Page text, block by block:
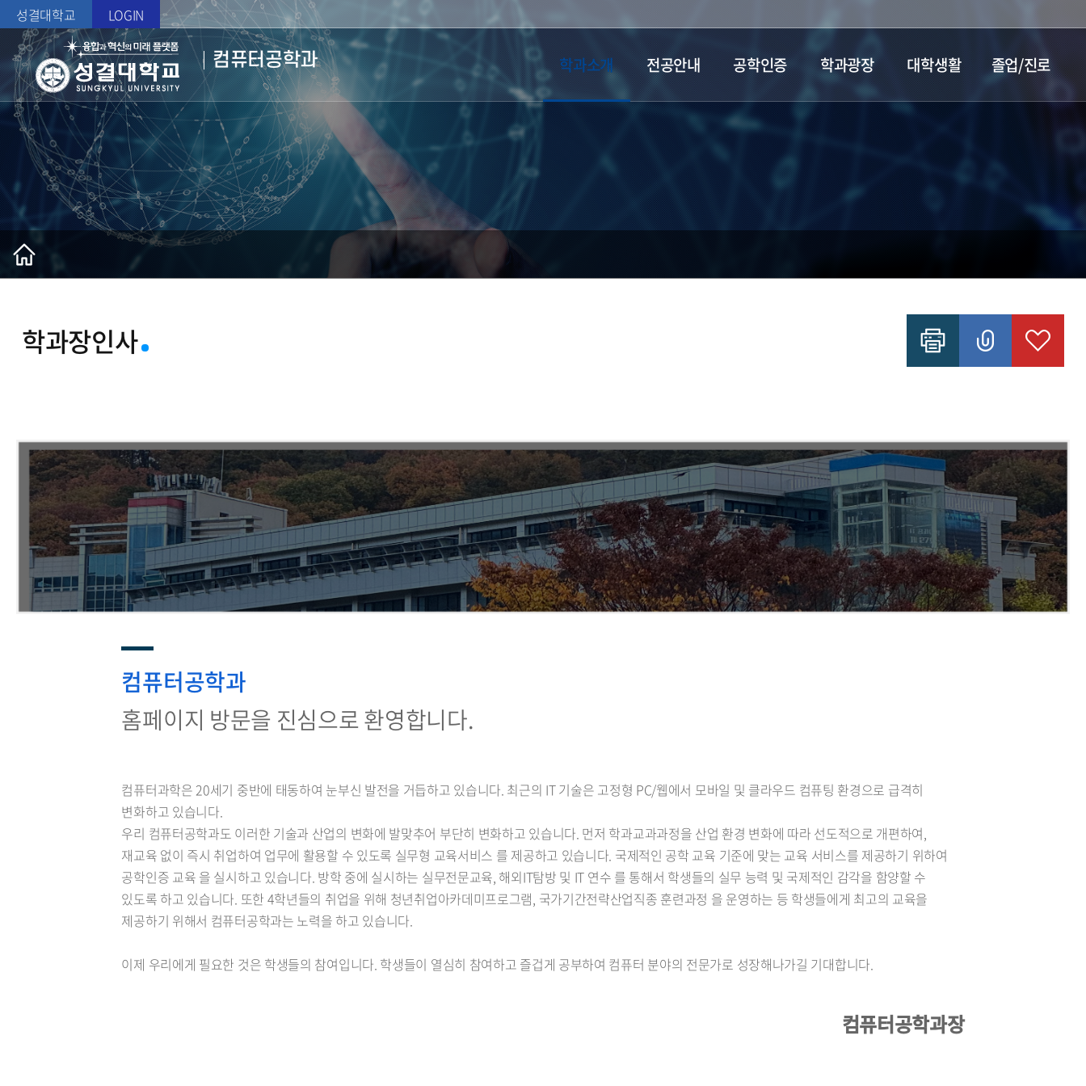
성결대학교 LOGIN
컴퓨터공학과 학과소개 전공안내 공학인증 학과광장 대학생활 졸업/진로
학과장인사
컴퓨터공학과
홈페이지 방문을 진심으로 환영합니다.
컴퓨터과학은 20세기 중반에 태동하여 눈부신 발전을 거듭하고 있습니다. 최근의 IT 기술은 고정형 PC/웹에서 모바일 및 클라우드 컴퓨팅 환경으로 급격히
변화하고 있습니다.
우리 컴퓨터공학과도 이러한 기술과 산업의 변화에 발맞추어 부단히 변화하고 있습니다. 먼저 학과교과과정을 산업 환경 변화에 따라 선도적으로 개편하여,
재교육 없이 즉시 취업하여 업무에 활용할 수 있도록 실무형 교육서비스 를 제공하고 있습니다. 국제적인 공학 교육 기준에 맞는 교육 서비스를 제공하기 위하여
공학인증 교육 을 실시하고 있습니다. 방학 중에 실시하는 실무전문교육, 해외IT탐방 및 IT 연수 를 통해서 학생들의 실무 능력 및 국제적인 감각을 함양할 수
있도록 하고 있습니다. 또한 4학년들의 취업을 위해 청년취업아카데미프로그램, 국가기간전략산업직종 훈련과정 을 운영하는 등 학생들에게 최고의 교육을
제공하기 위해서 컴퓨터공학과는 노력을 하고 있습니다.
이제 우리에게 필요한 것은 학생들의 참여입니다. 학생들이 열심히 참여하고 즐겁게 공부하여 컴퓨터 분야의 전문가로 성장해나가길 기대합니다.
컴퓨터공학과장